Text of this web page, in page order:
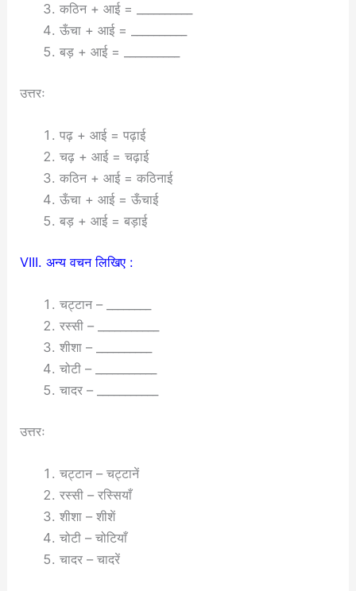
कठिन + आई = __________
ऊँचा + आई = __________
बड़ + आई = __________
उत्तरः
पढ़ + आई = पढ़ाई
चढ़ + आई = चढ़ाई
कठिन + आई = कठिनाई
ऊँचा + आई = ऊँचाई
बड़ + आई = बड़ाई
VIII. अन्य वचन लिखिए :
चट्टान – ________
रस्सी – ___________
शीशा – __________
चोटी – ___________
चादर – ___________
उत्तरः
चट्टान – चट्टानें
रस्सी – रस्सियाँ
शीशा – शीशें
चोटी – चोटियाँ
चादर – चादरें